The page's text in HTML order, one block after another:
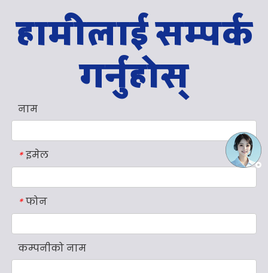
हामीलाई सम्पर्क
गर्नुहोस्
नाम
* इमेल
* फोन
कम्पनीको नाम